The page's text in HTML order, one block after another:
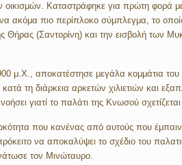
Καταστράφηκε για πρώτη φορά
ακόμα πιο περίπλοκο σύμπλεγμα, το
(Σαντορίνη) και την εισβολή των
αποκατέστησε μεγάλα κομμάτια του
τη διάρκεια αρκετών χιλιετιών και
γιατί το παλάτι της Κνωσού
που κανένας από αυτούς που
να αποκαλύψει το σχέδιο του
τον Μινώταυρο.